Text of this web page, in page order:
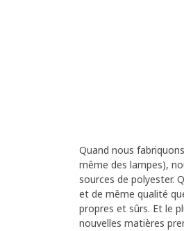
Quand nous
même des lampes),
sources de polyester.
et de même qualité
propres et sûrs. Et le
nouvelles matières